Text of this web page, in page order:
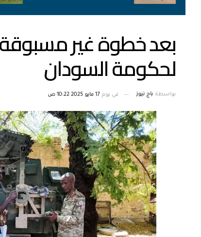
بعد خطوة غير
لحكومة السودان
بواسطة باج نيوز في يوم 17 مايو 2025 10:22 ص